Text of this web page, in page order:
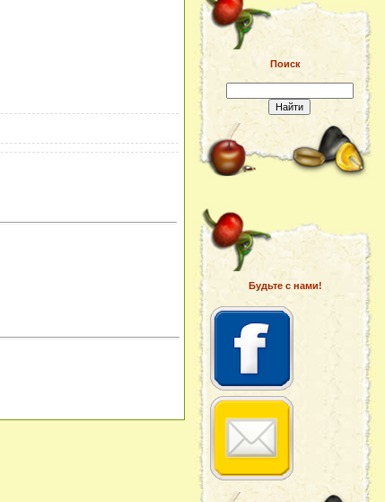
Поиск
Будьте с нами!